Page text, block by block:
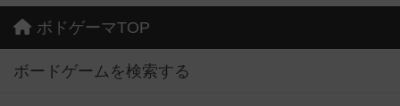
ボドゲーマTOP
ボードゲームを検索する